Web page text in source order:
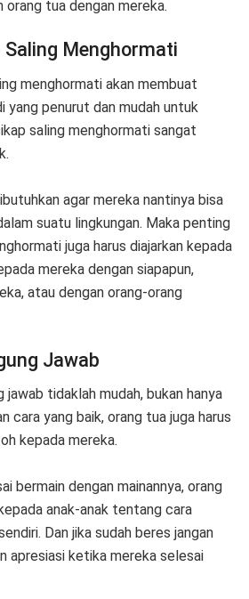
tua dengan mereka.
Saling Menghormati
menghormati akan membuat
yang penurut dan mudah untuk
saling menghormati sangat
agar mereka nantinya bisa
suatu lingkungan. Maka penting
juga harus diajarkan kepada
mereka dengan siapapun,
atau dengan orang-orang
Jawab
jawab tidaklah mudah, bukan hanya
cara yang baik, orang tua juga harus
kepada mereka.
bermain dengan mainannya, orang
anak-anak tentang cara
Dan jika sudah beres jangan
apresiasi ketika mereka selesai